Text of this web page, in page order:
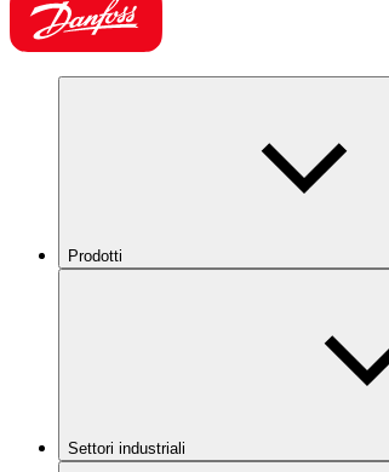
Prodotti
Settori industriali